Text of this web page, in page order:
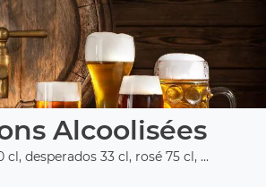
Alcoolisées
cl, desperados 33 cl, rosé 75 cl, ...